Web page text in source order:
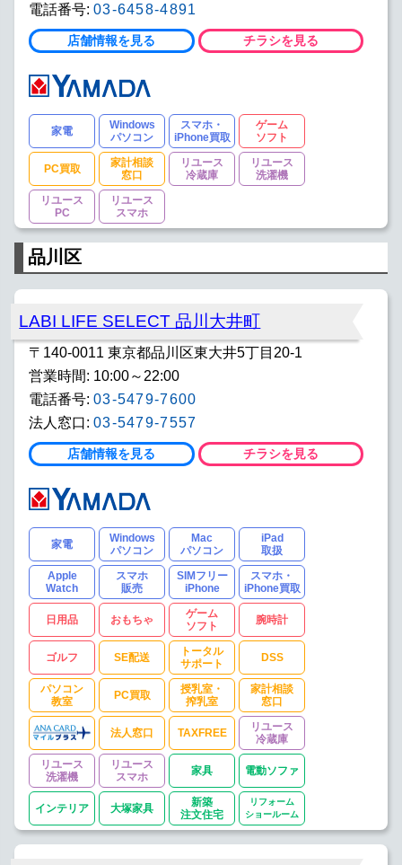
電話番号: 03-6458-4891
店舗情報を見る チラシを見る
家電
Windows
パソコン
スマホ・
iPhone買取
ゲーム
ソフト
PC買取
家計相談
窓口
リユース
冷蔵庫
リユース
洗濯機
リユース
PC
リユース
スマホ
品川区
LABI LIFE SELECT 品川大井町
〒140-0011 東京都品川区東大井5丁目20-1
営業時間: 10:00～22:00
電話番号: 03-5479-7600
法人窓口: 03-5479-7557
店舗情報を見る チラシを見る
家電
Windows
パソコン
Mac
パソコン
iPad
取扱
Apple
Watch
スマホ
販売
SIMフリー
iPhone
スマホ・
iPhone買取
日用品 おもちゃ
ゲーム
ソフト
腕時計
ゴルフ SE配送
トータル
サポート
DSS
パソコン
教室
PC買取
授乳室・
搾乳室
家計相談
窓口
法人窓口 TAXFREE
リユース
冷蔵庫
リユース
洗濯機
リユース
スマホ
家具 電動ソファ
インテリア 大塚家具
新築
注文住宅
リフォーム
ショールーム